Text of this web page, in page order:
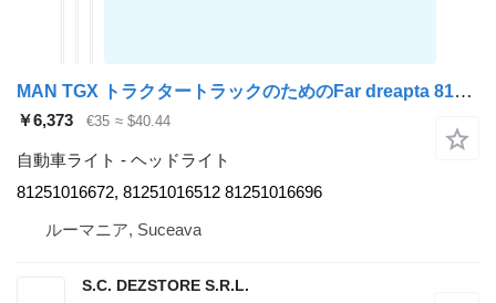
MAN TGX トラクタートラックのためのFar dreapta 81251016672 ヘッドライト
￥6,373 €35 ≈ $40.44
自動車ライト - ヘッドライト
81251016672, 81251016512 81251016696
ルーマニア, Suceava
S.C. DEZSTORE S.R.L.